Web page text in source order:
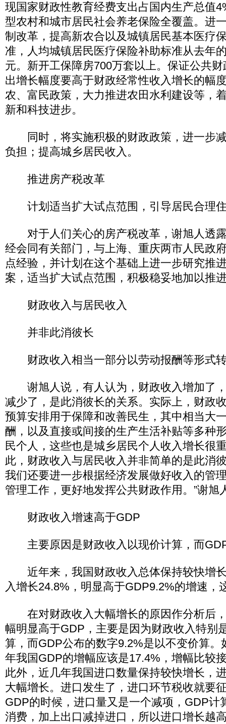
现国家财政性教育经费支出占国内生产总值
型农村和城市居民社会养老保险全覆盖。进
制改革，提高新农合以及城镇居民基本医疗
准，人均城镇居民医疗保险补助标准从去年
元。新开工保障房700万套以上。保证公共
出增长幅度要高于财政经常性收入增长的幅
农、富民政策，大力推进农田水利建设等，
新和科技进步。
同时，将实施积极的财政政策，进一步
负担；提高城乡居民收入。
推进房产税改革
计划适当扩大试点范围，引导居民合理
对于人们关心的房产税改革，谢旭人透
经会同有关部门，与上海、重庆两市人民政
点经验，并计划在这个基础上进一步研究推
案，适当扩大试点范围，积极稳妥地加以推
财政收入与居民收入
并非此消彼长
财政收入相当一部分以劳动报酬等形式
谢旭人说，有人认为，财政收入增加了
减少了，是此消彼长的关系。实际上，财政
预算安排用于保障和改善民生，其中相当大
酬，以及直接或间接的生产生活补贴等多种
民个人，这些也是城乡居民个人收入增长很
此，财政收入与居民收入并非简单的是此消
我们还要进一步根据经济发展做好收入的管
管理工作，更好地发挥公共财政作用。”谢旭
财政收入增速高于GDP
主要原因是财政收入以现价计算，而
近年来，我国财政收入总体保持较快增
入增长24.8%，明显高于GDP9.2%的增速，
在对财政收入大幅增长的原因作分析后
幅明显高于GDP，主要是因为财政收入特别
算，而GDP公布的数字9.2%是以不变价算。
年我国GDP的增幅应该是17.4%，增幅比较
此外，近几年我国进口数量保持较快增长，
大幅增长。进口发生了，进口环节税收就要
GDP的时候，进口量又是一个减项，GDP计
消费，加上出口减掉进口，所以进口增长越